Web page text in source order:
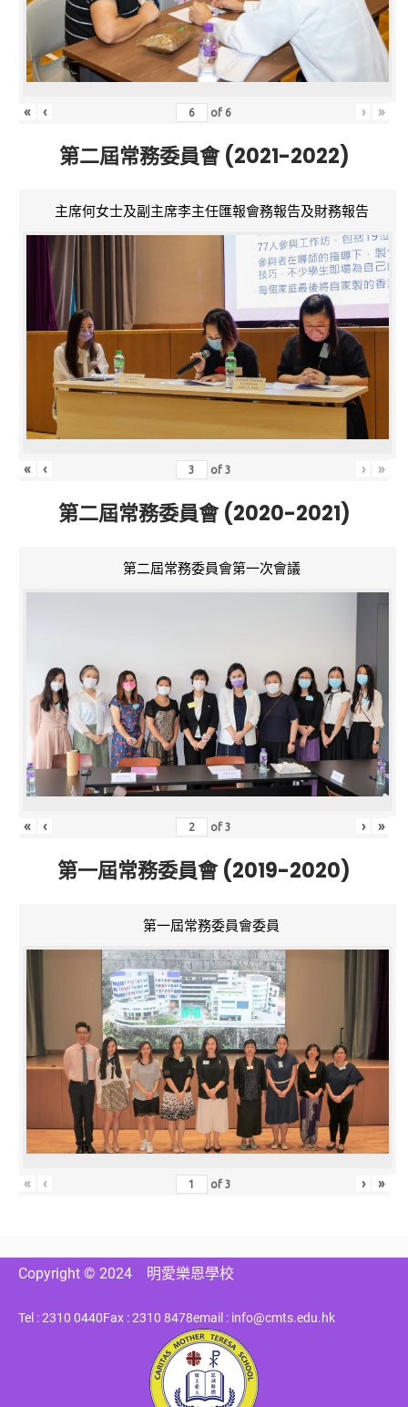
« ‹ of 6 › »
第二屆常務委員會 (2021-2022)
主席何女士及副主席李主任匯報會務報告及財務報告
« ‹ of3 › »
第二屆常務委員會 (2020-2021)
第二屆常務委員會第一次會議
« ‹ of3 › »
第一屆常務委員會 (2019-2020)
第一屆常務委員會委員
« ‹ of3 › »
Copyright © 2024 明愛樂恩學校
Tel : 2310 0440Fax : 2310 8478email : info@cmts.edu.hk